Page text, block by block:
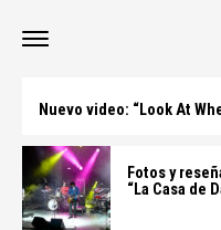
Nuevo video: “Look At
Fotos y
“La Casa de